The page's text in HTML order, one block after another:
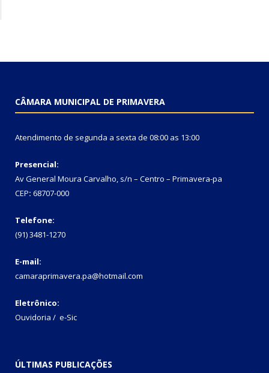
CÂMARA MUNICIPAL DE PRIMAVERA
Atendimento de segunda a sexta de 08:00 as 13:00
Presencial:
Av General Moura Carvalho, s/n – Centro – Primavera-pa
CEP: 68707-000
Telefone:
(91) 3481-1270
E-mail:
camaraprimavera.pa@hotmail.com
Eletrônico:
Ouvidoria / e-Sic
ÚLTIMAS PUBLICAÇÕES